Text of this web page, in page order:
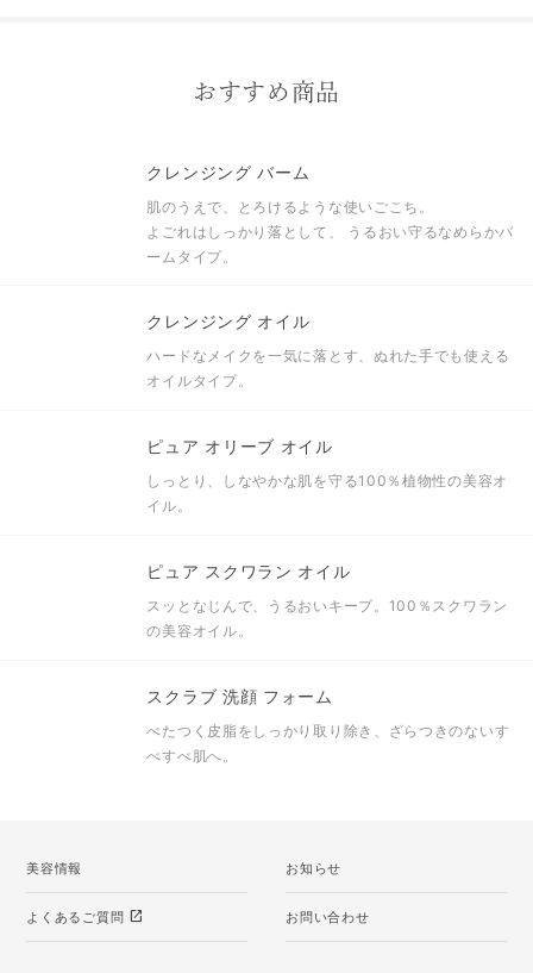
おすすめ商品
クレンジング バーム
肌のうえで、とろけるような使いごこち。
よごれはしっかり落として、
うるおい守るなめらかバ
ームタイプ。
クレンジング オイル
ハードなメイクを一気に落とす、ぬれた手でも使える
オイルタイプ。
ピュア オリーブ オイル
しっとり、しなやかな肌を守る100％植物性の美容オ
イル。
ピュア スクワラン オイル
スッとなじんで、うるおいキープ。100％スクワラン
の美容オイル。
スクラブ 洗顔 フォーム
べたつく皮脂をしっかり取り除き、ざらつきのないす
べすべ肌へ。
美容情報 お知らせ
よくあるご質問 open_in_new お問い合わせ